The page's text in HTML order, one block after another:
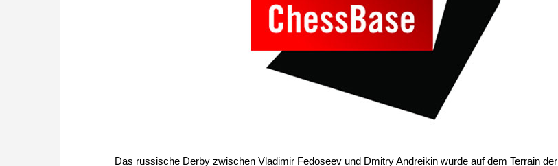
Das russische Derby zwischen Vladimir Fedoseev und Dmitry Andreikin wurde auf dem Terrain der